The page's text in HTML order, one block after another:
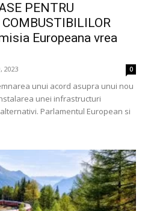
PENTRU
Europeana vrea
2023 0
unui acord asupra unui nou
unei infrastructuri
Parlamentul European si